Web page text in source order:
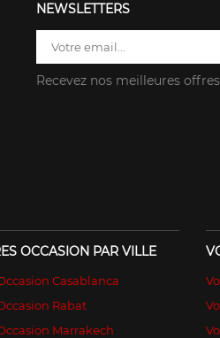
NEWSLETTERS
Recevez nos meilleures
OCCASION PAR VILLE
Casablanca
Rabat
Marrakech